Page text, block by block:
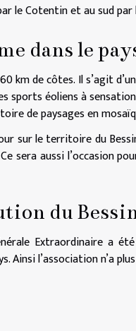
le Cotentin et au sud
dans le
km de côtes. Il s’agit
sports éoliens à
de paysages en
sur le territoire du
sera aussi l’occasion
du
Extraordinaire a
Ainsi l’association n’a